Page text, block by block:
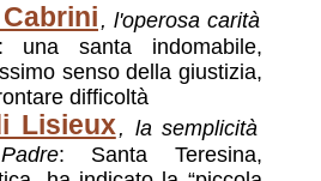
, l'operosa carità
una santa indomabile,
senso della giustizia,
difficoltà
Lisieux, la semplicità
: Santa Teresina,